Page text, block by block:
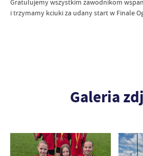
Gratulujemy wszystkim zawodnikom
i trzymamy kciuki za udany start w Finale
Galeria